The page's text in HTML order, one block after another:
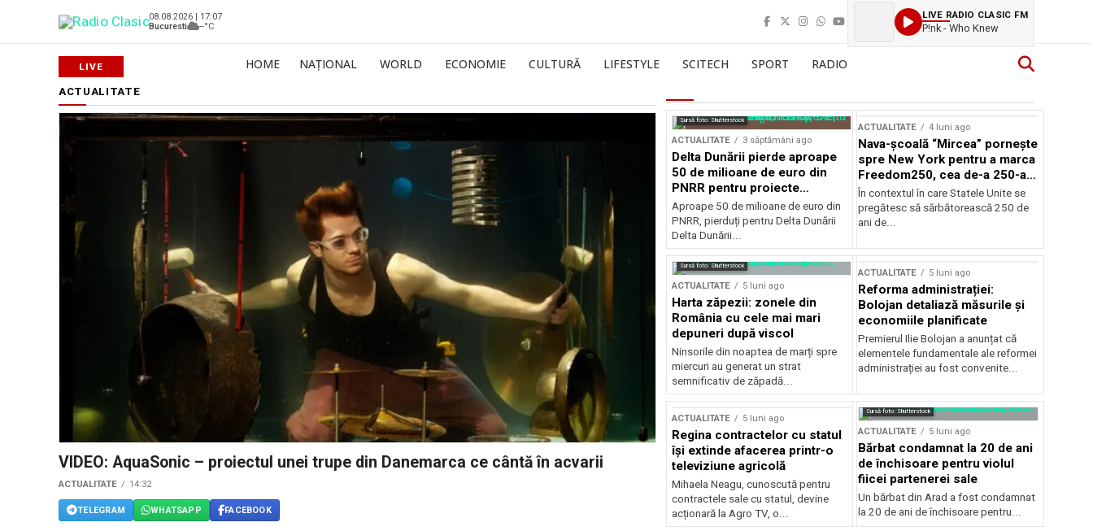
08.08.2026 | 17:07
Bucuresti
--°C
LIVE RADIO CLASIC FM
P!nk - Who Knew
HOME NAȚIONAL WORLD ECONOMIE CULTURĂ LIFESTYLE SCITECH SPORT RADIO
ACTUALITATE
VIDEO: AquaSonic – proiectul unei trupe din Danemarca ce cântă în acvarii
ACTUALITATE 14:32
TELEGRAM WHATSAPP FACEBOOK
Sursă foto: Shutterstock
ACTUALITATE 3 săptămâni ago
Delta Dunării pierde aproape
50 de milioane de euro din
PNRR pentru proiecte
esențiale
Aproape 50 de milioane de euro din
PNRR, pierduți pentru Delta Dunării
Delta Dunării...
ACTUALITATE 4 luni ago
Nava-școală “Mircea” pornește
spre New York pentru a marca
Freedom250, cea de-a 250-a
aniversare a Statelor Unite
În contextul în care Statele Unite se
pregătesc să sărbătorească 250 de
ani de...
Sursă foto: Shutterstock
ACTUALITATE 5 luni ago
Harta zăpezii: zonele din
România cu cele mai mari
depuneri după viscol
Ninsorile din noaptea de marți spre
miercuri au generat un strat
semnificativ de zăpadă...
ACTUALITATE 5 luni ago
Reforma administrației:
Bolojan detaliază măsurile și
economiile planificate
Premierul Ilie Bolojan a anunțat că
elementele fundamentale ale reformei
administrației au fost convenite...
ACTUALITATE 5 luni ago
Regina contractelor cu statul
își extinde afacerea printr-o
televiziune agricolă
Mihaela Neagu, cunoscută pentru
contractele sale cu statul, devine
acționară la Agro TV, o...
Sursă foto: Shutterstock
ACTUALITATE 5 luni ago
Bărbat condamnat la 20 de ani
de închisoare pentru violul
fiicei partenerei sale
Un bărbat din Arad a fost condamnat
la 20 de ani de închisoare pentru...